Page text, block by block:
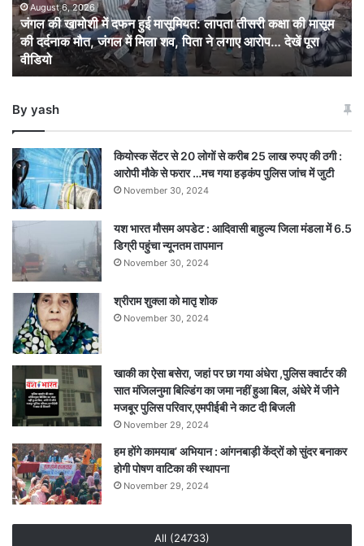
मासूमियत:
लापता
तीसरी
कक्षा
की
की
जंगल
मिला
शव,
पिता
लगाए
आरोप…
वीडियो
August 6, 2026
जंगल की खामोशी में दफन हुई मासूमियत: लापता तीसरी कक्षा की मासूम
की दर्दनाक मौत, जंगल में मिला शव, पिता ने लगाए आरोप… देखें पूरा
वीडियो
By yash
कियोस्क सेंटर से 20 लोगों से करीब 25 लाख रुपए की ठगी :
आरोपी मौके से फरार …मच गया हड़कंप पुलिस जांच में जुटी
November 30, 2024
यश भारत मौसम अपडेट : आदिवासी बाहुल्य जिला मंडला में 6.5
डिग्री पहुंचा न्यूनतम तापमान
November 30, 2024
श्रीराम शुक्ला को मातृ शोक
November 30, 2024
खाकी का ऐसा बसेरा, जहां पर छा गया अंधेरा ,पुलिस क्वार्टर की
सात मंजिलनुमा बिल्डिंग का जमा नहीं हुआ बिल, अंधेरे में जीने
मजबूर पुलिस परिवार,एमपीईबी ने काट दी बिजली
November 29, 2024
हम होंगे कामयाब’ अभियान : आंगनबाड़ी केंद्रों को सुंदर बनाकर
होगी पोषण वाटिका की स्थापना
November 29, 2024
All (24733)